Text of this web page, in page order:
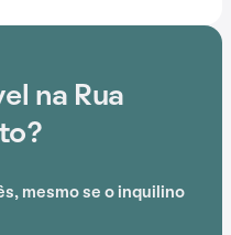
deste condomínio.
na Rua
mesmo se o inquilino